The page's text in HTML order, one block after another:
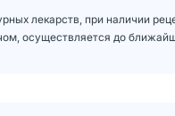
лекарств, при наличии
осуществляется до